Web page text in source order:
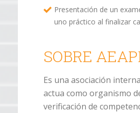
Presentación de un
uno práctico al finalizar
SOBRE
Es una asociación
actua como organismo
verificación de